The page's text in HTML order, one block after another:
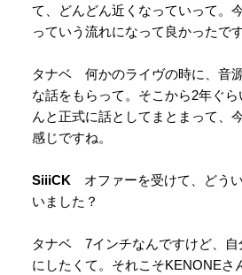
て、どんどん近くなっていって。
っていう流れになって良かったです
タナベ 何かのライヴの時に、音
な話をもらって。そこから2年ぐ
んと正式に話としてまとまって、
感じですね。
SiiiCK オファーを受けて、どう
いました？
タナベ 7インチなんですけど、自
にしたくて。それこそKENONEさ